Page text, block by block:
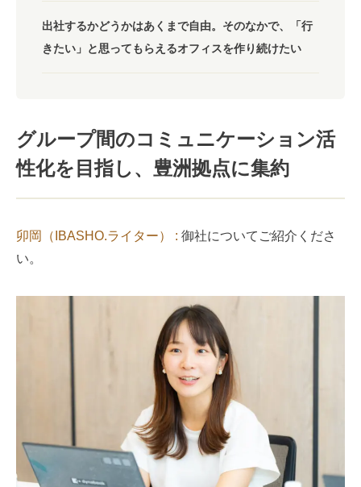
出社するかどうかはあくまで自由。そのなかで、「行
きたい」と思ってもらえるオフィスを作り続けたい
グループ間のコミュニケーション活
性化を目指し、豊洲拠点に集約
卯岡（IBASHO.ライター） : 御社についてご紹介くださ
い。